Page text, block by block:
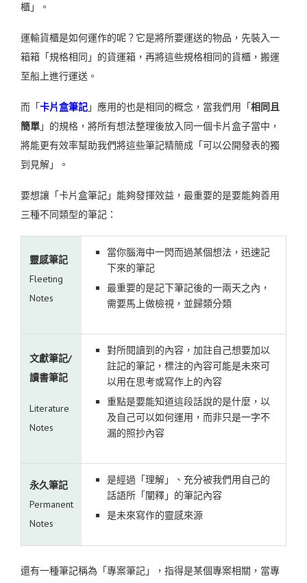
櫃」。
運輸貨櫃是如何運作的呢？它是將所要運送的物品，先裝入一
箱箱「規格相同」的貨運箱，再將這些規格相同的貨櫃，搬運
至船上進行運送。
而「卡片盒筆記」應用的也是相同的概念，當我們用 「相同且
簡單」的規格， 將所有想法整理後放入同一個卡片盒子當中，
將能更有效率幫助我們將這些筆記精簡成「可以公開發表的獨
到見解」。
要想讓「卡片盒筆記」能夠發揮效益，最重要的是要能夠善用
三種不同類型的筆記：
靈感筆記
Fleeting
Notes
當你腦海中一閃而過某個想法，迅速記
下來的筆記
最重要的是記下筆記後的一兩天之內，
需要馬上做檢視，並歸類分類
文獻筆記/
讀書筆記
Literature
Notes
對所閱讀到的內容，加註自己想要加以
註記的筆記，標注的內容可能是未來可
以用在思考或寫作上的內容
重點是要能知道這段話說的是什麼，以
及自己可以如何運用，而非只是一字不
漏的照抄內容
永久筆記
Permanent
Notes
是經過「理解」、充分被我們用自己的
話語所「闡釋」的筆記內容
是未來寫作的靈感來源
還有一種筆記稱為「專案筆記」，指得是某個專案相關，當專